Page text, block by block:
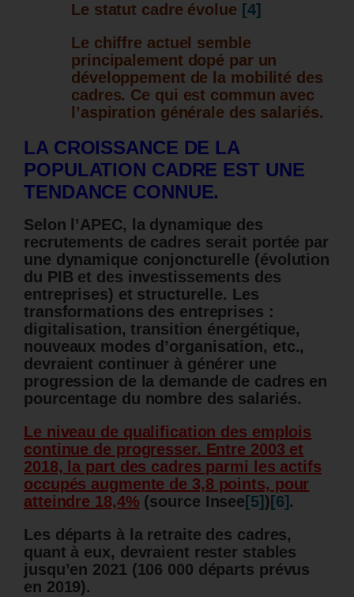
Le statut cadre évolue [4]
Le chiffre actuel semble
principalement dopé par un
développement de la mobilité des
cadres. Ce qui est commun avec
l’aspiration générale des salariés.
LA CROISSANCE DE LA
POPULATION CADRE EST UNE
TENDANCE CONNUE.
Selon l’APEC, la dynamique des
recrutements de cadres serait portée par
une dynamique conjoncturelle (évolution
du PIB et des investissements des
entreprises) et structurelle. Les
transformations des entreprises :
digitalisation, transition énergétique,
nouveaux modes d’organisation, etc.,
devraient continuer à générer une
progression de la demande de cadres en
pourcentage du nombre des salariés.
Le niveau de qualification des emplois
continue de progresser. Entre 2003 et
2018, la part des cadres parmi les actifs
occupés augmente de 3,8 points, pour
atteindre 18,4% (source Insee [5]) [6].
Les départs à la retraite des cadres,
quant à eux, devraient rester stables
jusqu’en 2021 (106 000 départs prévus
en 2019).